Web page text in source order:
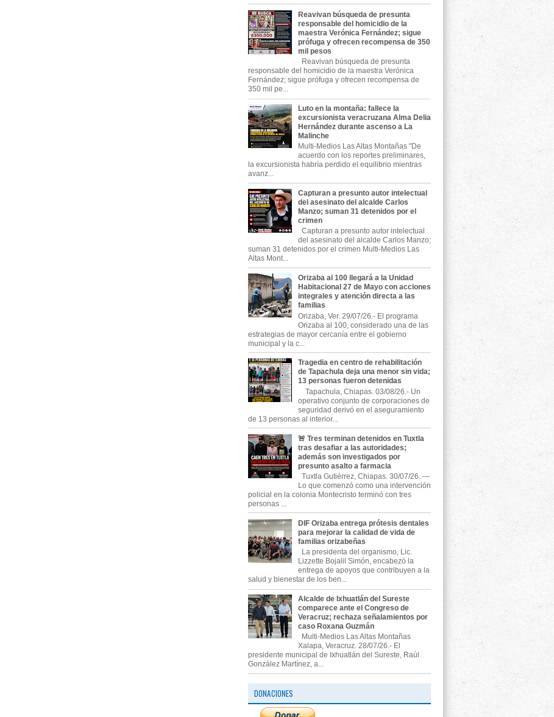
Reavivan búsqueda de presunta
responsable del homicidio de la
maestra Verónica Fernández; sigue
prófuga y ofrecen recompensa de 350
mil pesos
Reavivan búsqueda de presunta
responsable del homicidio de la maestra Verónica
Fernández; sigue prófuga y ofrecen recompensa de
350 mil pe...
Luto en la montaña: fallece la
excursionista veracruzana Alma Delia
Hernández durante ascenso a La
Malinche
Multi-Medios Las Altas Montañas "De
acuerdo con los reportes preliminares,
la excursionista habría perdido el equilibrio mientras
avanz...
Capturan a presunto autor intelectual
del asesinato del alcalde Carlos
Manzo; suman 31 detenidos por el
crimen
Capturan a presunto autor intelectual
del asesinato del alcalde Carlos Manzo;
suman 31 detenidos por el crimen Multi-Medios Las
Altas Mont...
Orizaba al 100 llegará a la Unidad
Habitacional 27 de Mayo con acciones
integrales y atención directa a las
familias
Orizaba, Ver. 29/07/26.- El programa
Orizaba al 100, considerado una de las
estrategias de mayor cercanía entre el gobierno
municipal y la c...
Tragedia en centro de rehabilitación
de Tapachula deja una menor sin vida;
13 personas fueron detenidas
Tapachula, Chiapas. 03/08/26.- Un
operativo conjunto de corporaciones de
seguridad derivó en el aseguramiento
de 13 personas al interior...
🚨 Tres terminan detenidos en Tuxtla
tras desafiar a las autoridades;
además son investigados por
presunto asalto a farmacia
Tuxtla Gutiérrez, Chiapas. 30/07/26. —
Lo que comenzó como una intervención
policial en la colonia Montecristo terminó con tres
personas ...
DIF Orizaba entrega prótesis dentales
para mejorar la calidad de vida de
familias orizabeñas
La presidenta del organismo, Lic.
Lizzette Bojalil Simón, encabezó la
entrega de apoyos que contribuyen a la
salud y bienestar de los ben...
Alcalde de Ixhuatlán del Sureste
comparece ante el Congreso de
Veracruz; rechaza señalamientos por
caso Roxana Guzmán
Multi-Medios Las Altas Montañas
Xalapa, Veracruz. 28/07/26.- El
presidente municipal de Ixhuatlán del Sureste, Raúl
González Martínez, a...
DONACIONES